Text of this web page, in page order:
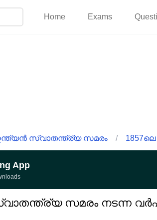
Home Exams
സ്വാതന്ത്ര്യ സമരം /
App
സമരം നടന്ന